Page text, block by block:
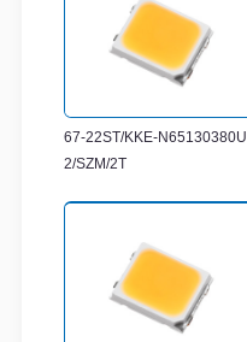
67-22ST/KKE-N65130380U
2/SZM/2T